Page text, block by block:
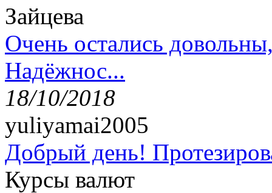
Зайцева
Очень остались
Надёжнос...
18/10/2018
yuliyamai2005
Добрый день!
Курсы валют